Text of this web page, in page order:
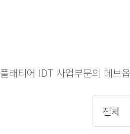
플래티어 IDT 사업부문의 데브